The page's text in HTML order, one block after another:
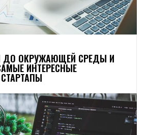
ДО ОКРУЖАЮЩЕЙ СРЕДЫ И
ИНТЕРЕСНЫЕ